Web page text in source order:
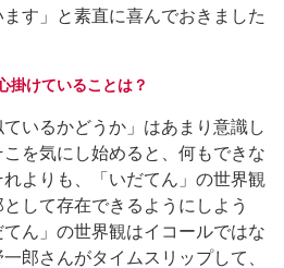
す」と素直に喜んでおきました
掛けていることは？
いるかどうか」はあまり意識し
を気にし始めると、何もできな
よりも、「いだてん」の世界観
して存在できるようにしよう
ん」の世界観はイコールではな
郎さんがタイムスリップして、